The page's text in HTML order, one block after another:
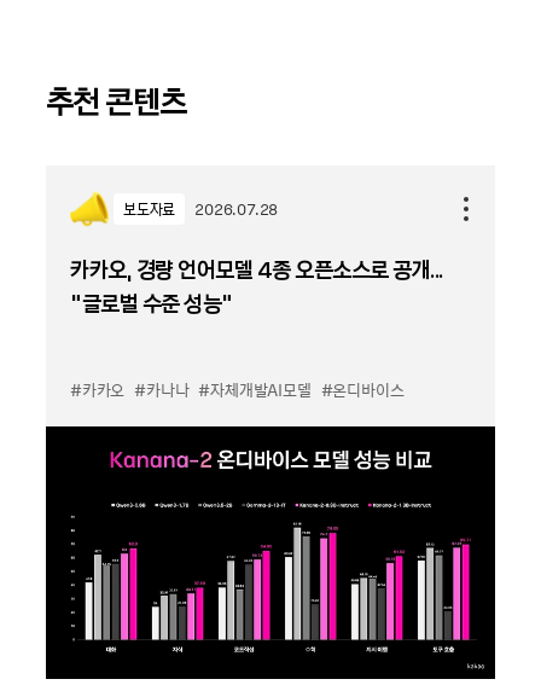
추천 콘텐츠
보도자료 2026.07.28
카카오, 경량 언어모델 4종 오픈소스로 공개...
“글로벌 수준 성능”
#카카오 #카나나 #자체개발AI모델 #온디바이스